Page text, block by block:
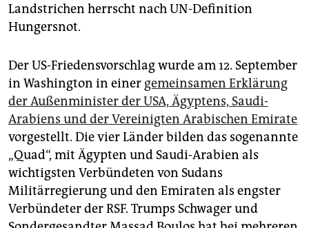
Landstrichen herrscht nach UN-Definition
Hungersnot.
Der US-Friedensvorschlag wurde am 12. September
in Washington in einer gemeinsamen Erklärung
der Außenminister der USA, Ägyptens, Saudi-
Arabiens und der Vereinigten Arabischen Emirate
vorgestellt. Die vier Länder bilden das sogenannte
„Quad“, mit Ägypten und Saudi-Arabien als
wichtigsten Verbündeten von Sudans
Militärregierung und den Emiraten als engster
Verbündeter der RSF. Trumps Schwager und